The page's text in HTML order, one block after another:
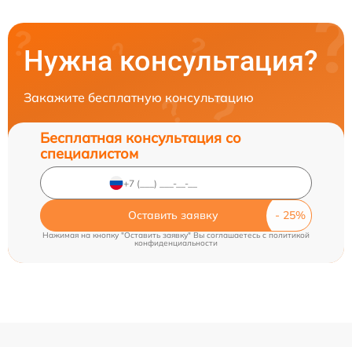
Нужна консультация?
Закажите бесплатную консультацию
Бесплатная консультация со
специалистом
Оставить заявку
Нажимая на кнопку "Оставить заявку" Вы соглашаетесь c политикой
конфиденциальности